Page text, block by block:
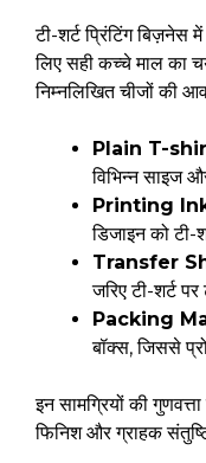
टी-शर्ट प्रिंटिंग बिज़नेस
लिए सही कच्चे माल का
निम्नलिखित चीजों की
Plain T-
विभिन्न साइज
Printing
डिजाइन को टी-
Transfer
जरिए टी-शर्ट
Packing
बॉक्स, जिससे
इन सामग्रियों की
फिनिश और ग्राहक